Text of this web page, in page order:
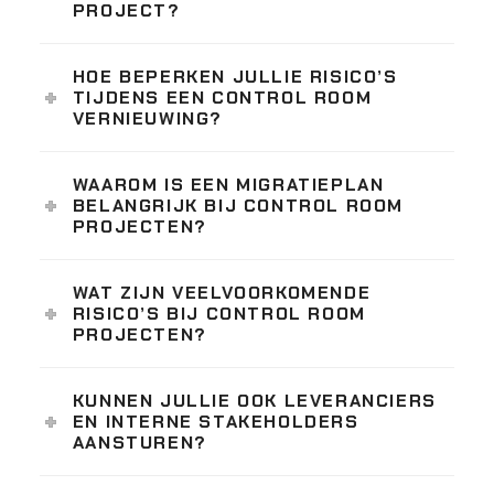
PROJECT?
HOE BEPERKEN JULLIE RISICO’S
TIJDENS EEN CONTROL ROOM
VERNIEUWING?
WAAROM IS EEN MIGRATIEPLAN
BELANGRIJK BIJ CONTROL ROOM
PROJECTEN?
WAT ZIJN VEELVOORKOMENDE
RISICO’S BIJ CONTROL ROOM
PROJECTEN?
KUNNEN JULLIE OOK LEVERANCIERS
EN INTERNE STAKEHOLDERS
AANSTUREN?